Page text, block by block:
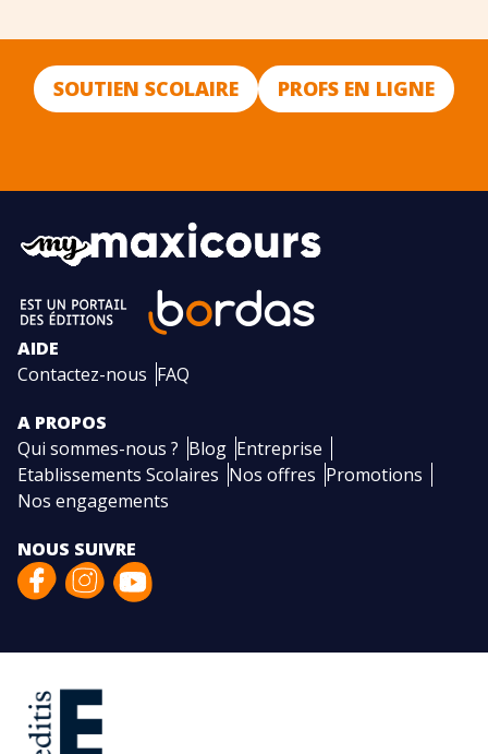
SOUTIEN SCOLAIRE PROFS EN LIGNE
AIDE
Contactez-nous FAQ
A PROPOS
Qui sommes-nous ? Blog Entreprise
Etablissements Scolaires Nos offres Promotions
Nos engagements
NOUS SUIVRE